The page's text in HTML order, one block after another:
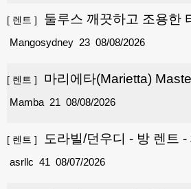
[ 렌트 ]
둘루스 깨끗하고 조용한
조용
23
Mangosydney 08/08/2026
[ 렌트 ] 마리에타(Marietta)
21
Mamba 08/08/2026
[ 렌트 ] 도라빌/던우디 - 방 렌트
41
asrllc 08/07/2026